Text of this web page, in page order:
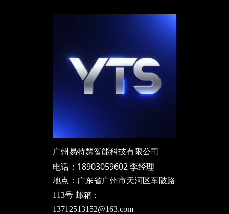
广州易特瑟智能科技有限公司
电话：18903059602 李经理
地点：广东省广州市天河区车陂路
113号 邮箱：
13712513152@163.com